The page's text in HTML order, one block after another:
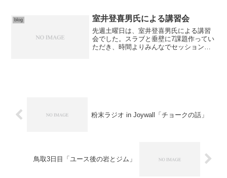
考えながら…...
blog 室井登喜男氏による講習会
先週土曜日は、室井登喜男氏による講習
会でした。スラブと垂壁に7課題作ってい
ただき、時間よりみんなでセッション。
粉末ラジオ in Joywall「チョークの話」
鳥取3日目「ユース後の岩とジム」